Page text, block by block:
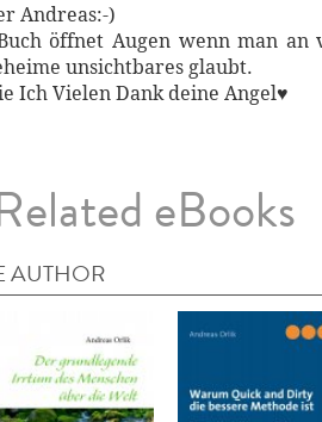
Andreas:-)
öffnet Augen wenn man an
unsichtbares glaubt.
Ich Vielen Dank deine Angel♥
eBooks
AUTHOR